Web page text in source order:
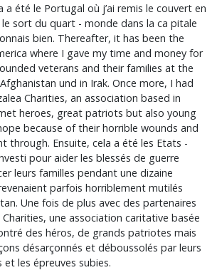
a été le Portugal où j’ai remis le couvert en
sort du quart - monde dans la ca pitale
bien. Thereafter, it has been the
where I gave my time and money for
veterans and their families at the
und in Irak. Once more, I had
Charities, an association based in
heroes, great patriots but also young
because of their horrible wounds and
through. Ensuite, cela a été les Etats -
pour aider les blessés de guerre
leurs familles pendant une dizaine
parfois horriblement mutilés
Une fois de plus avec des partenaires
Charities, une association caritative basée
des héros, de grands patriotes mais
désarçonnés et déboussolés par leurs
les épreuves subies.